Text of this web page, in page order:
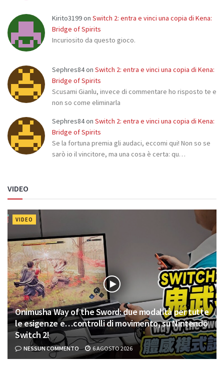
Kirito3199on Switch 2: entra e vinci una copia di Kena:
Bridge of Spirits
Incuriosito da questo gioco.
Sephres84on Switch 2: entra e vinci una copia di Kena:
Bridge of Spirits
Scusami Gianlu, invece di commentare ho risposto te e
non so come eliminarla
Sephres84on Switch 2: entra e vinci una copia di Kena:
Bridge of Spirits
Se la fortuna premia gli audaci, eccomi qui! Non so se
sarò io il vincitore, ma una cosa è certa: qu…
VIDEO
VIDEO
Onimusha Way of the Sword: due modalità per tutte
le esigenze e…controlli di movimento, su Nintendo
Switch 2!
NESSUN COMMENTO 6 AGOSTO 2026